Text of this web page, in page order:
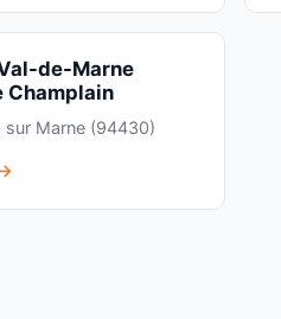
de-Marne
Champlain
sur Marne (94430)